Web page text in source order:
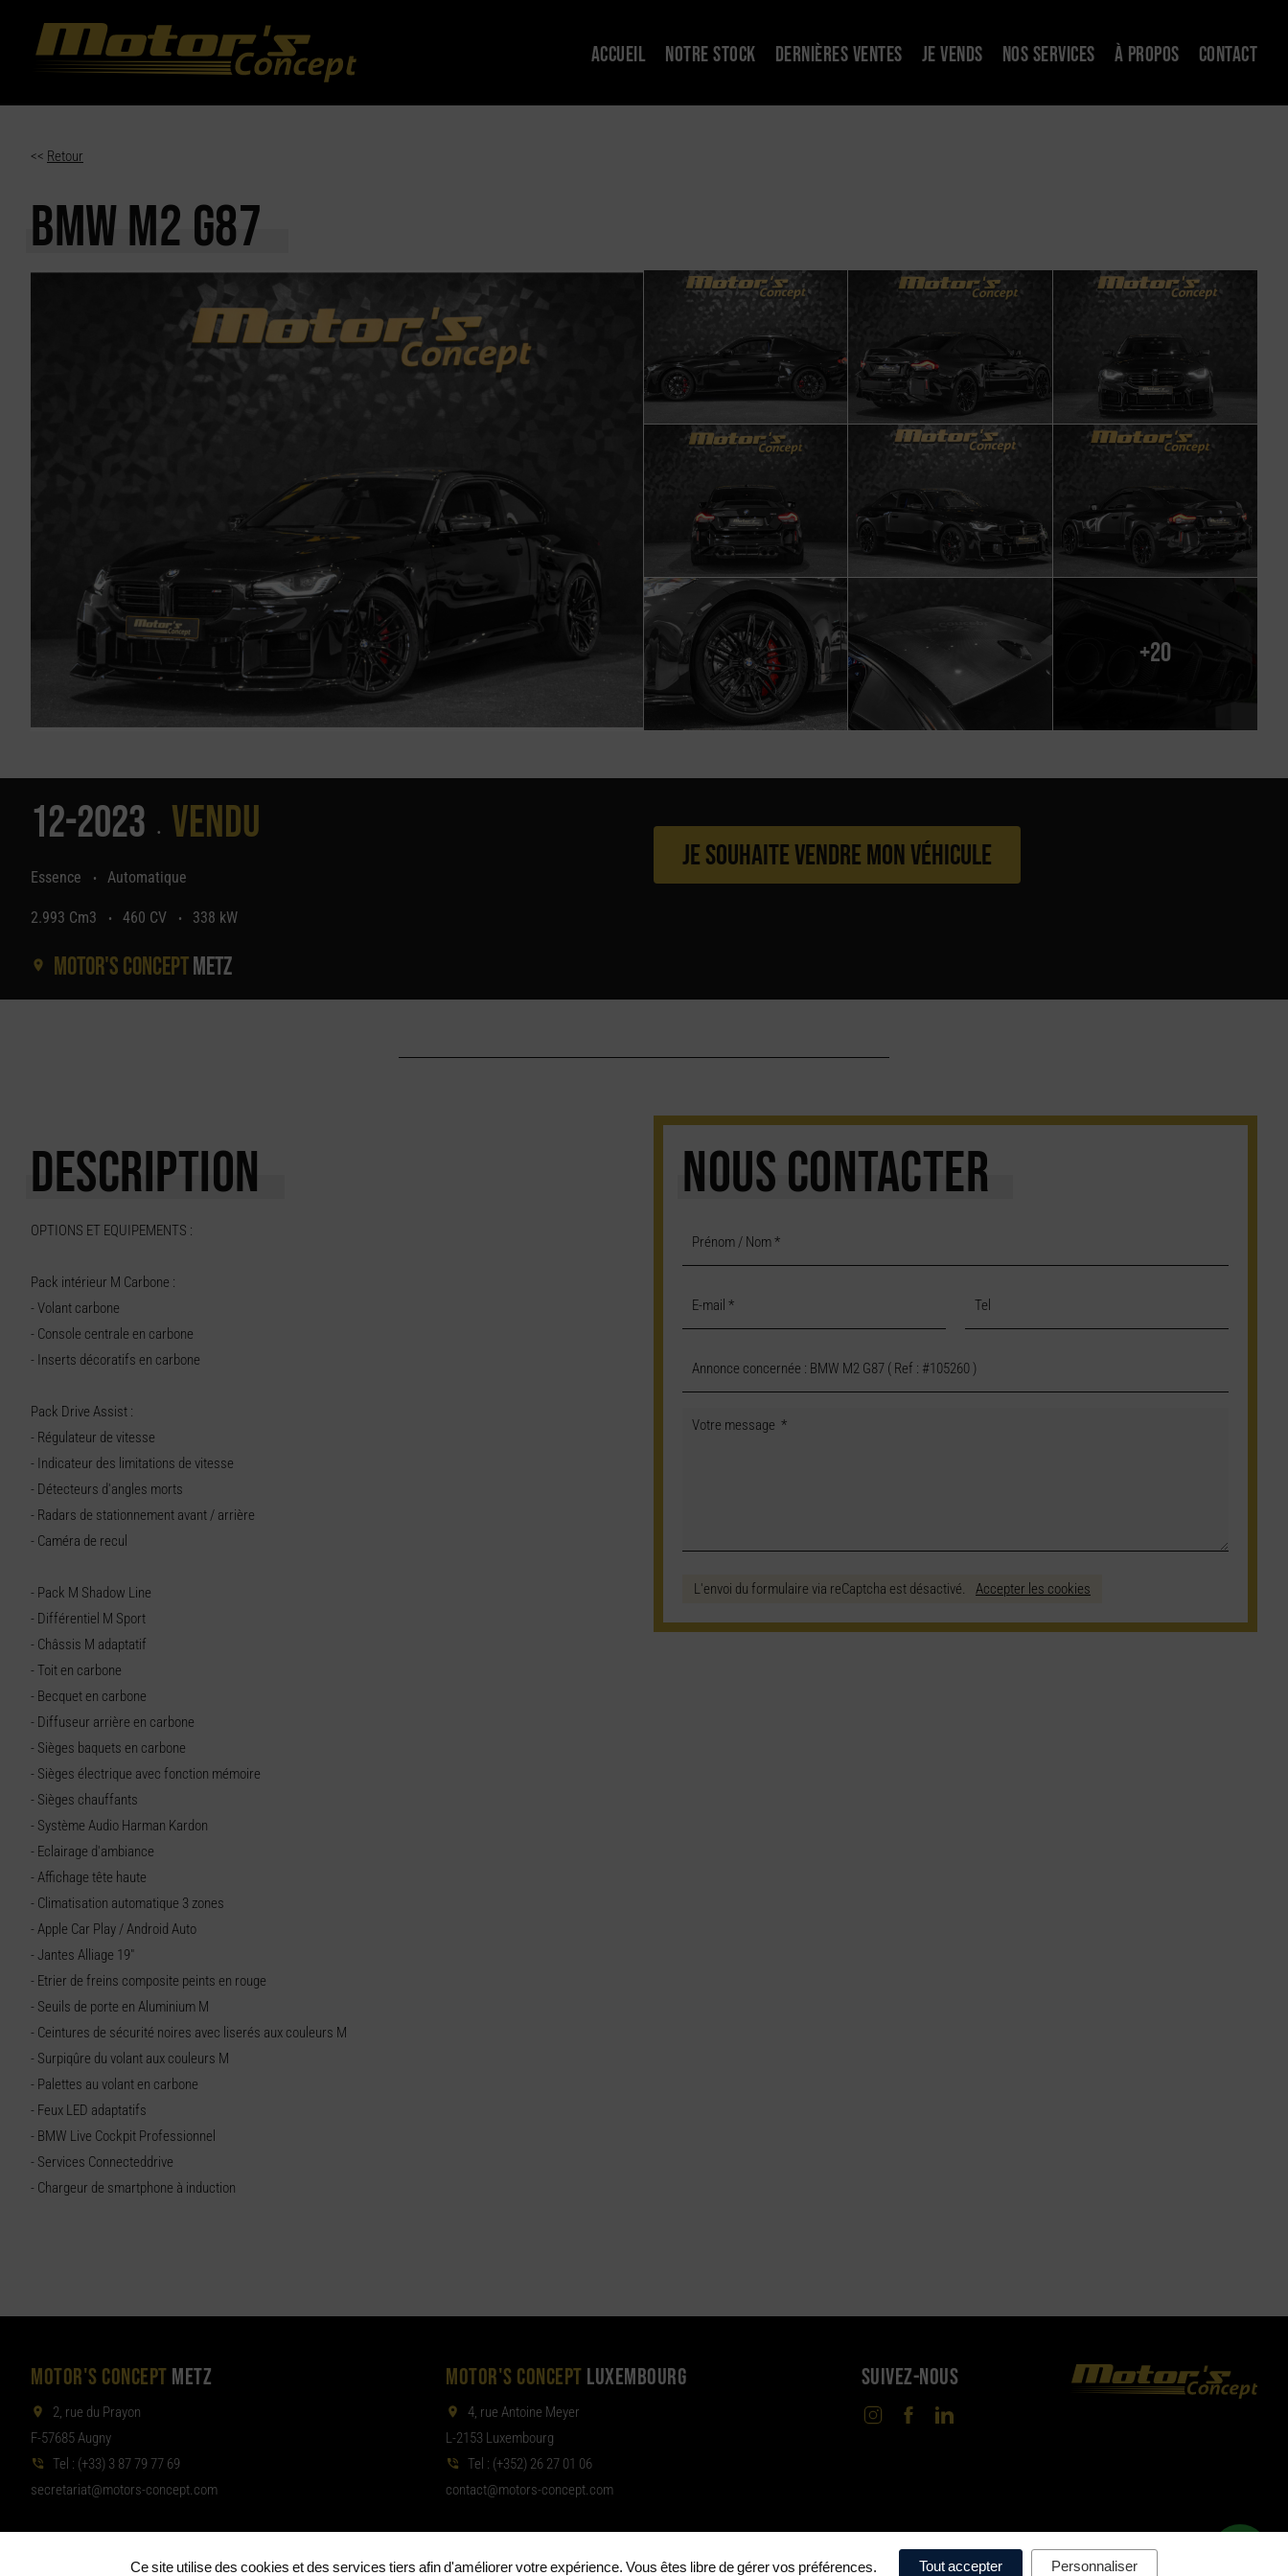
ACCUEIL NOTRE STOCK DERNIÈRES VENTES JE VENDS NOS SERVICES À PROPOS CONTACT
<< Retour
BMW M2 G87
+20
12-2023 • Vendu
Essence • Automatique
2.993 Cm3 • 460 CV • 338 kW
Motor's conceptMetz
Je souhaite vendre mon véhicule
DESCRIPTION
OPTIONS ET EQUIPEMENTS :
Pack intérieur M Carbone :
- Volant carbone
- Console centrale en carbone
- Inserts décoratifs en carbone
Pack Drive Assist :
- Régulateur de vitesse
- Indicateur des limitations de vitesse
- Détecteurs d'angles morts
- Radars de stationnement avant / arrière
- Caméra de recul
- Pack M Shadow Line
- Différentiel M Sport
- Châssis M adaptatif
- Toit en carbone
- Becquet en carbone
- Diffuseur arrière en carbone
- Sièges baquets en carbone
- Sièges électrique avec fonction mémoire
- Sièges chauffants
- Système Audio Harman Kardon
- Eclairage d'ambiance
- Affichage tête haute
- Climatisation automatique 3 zones
- Apple Car Play / Android Auto
- Jantes Alliage 19"
- Etrier de freins composite peints en rouge
- Seuils de porte en Aluminium M
- Ceintures de sécurité noires avec liserés aux couleurs M
- Surpiqûre du volant aux couleurs M
- Palettes au volant en carbone
- Feux LED adaptatifs
- BMW Live Cockpit Professionnel
- Services Connecteddrive
- Chargeur de smartphone à induction
NOUS CONTACTER
L'envoi du formulaire via reCaptcha est désactivé. Accepter les cookies
MOTOR'S CONCEPT METZ
2, rue du Prayon
F-57685 Augny
Tel : (+33) 3 87 79 77 69
moc.tpecnoc-sro
tom@tair
aterces
MOTOR'S CONCEPT LUXEMBOURG
4, rue Antoine Meyer
L-2153 Luxembourg
Tel : (+352) 26 27 01 06
moc.tpecnoc-sro
tom@tcat
noc
SUIVEZ-NOUS
Ce site utilise des cookies et des services tiers afin d'améliorer votre expérience. Vous êtes libre de gérer vos préférences. Tout accepter Personnaliser